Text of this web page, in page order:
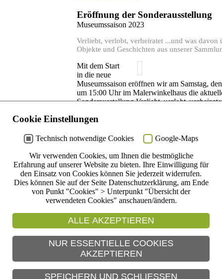
Eröffnung der Sonderausstellung
Museumssaison 2023
Verliebt, verlobt, verheiratet ...und was davon
Objekte und Geschichten aus unserer
Mit dem Start
in die neue
Museumssaison eröffnen wir am Samstag,
um 15:00 Uhr im Malerwinkelhaus die
SonderausstellungVerliebt, verlobt,
Sammlung.
Die Objekte in der aktuellen
gemeinsam: sie gehören zu einer einstigen
Hochzeit, der darauffolgenden
langjährigen Ehe. Lange wurden sie als
den jeweiligen Familien aufbewahrt, bevor
unsere Sammlung gelangten. Zusammen mit
entsprechenden Geschichten oder den
sind sie zu spannenden Exponaten
Ihnen im Malerwinkelhaus entdeckt und
können.
Der Freundeskreis Museum Malerwinkelhaus
einem kleinen Imbiss und Umtrunk für die
herzlich gedankt sei!
Eine Seite zurück
Cookie Einstellungen
Technisch notwendige Cookies Google-Maps
Wir verwenden Cookies, um Ihnen die bestmögliche
Erfahrung auf unserer Website zu bieten. Ihre Einwilligung für
den Einsatz von Cookies können Sie jederzeit widerrufen.
Dies können Sie auf der Seite Datenschutzerklärung, am Ende
von Punkt "Cookies" > Unterpunkt "Übersicht der
verwendeten Cookies" anschauen/ändern.
ALLE AKZEPTIEREN
NUR ESSENTIELLE COOKIES
AKZEPTIEREN
SPEICHERN UND SCHLIESSEN